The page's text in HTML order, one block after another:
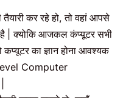
कर रहे हो,तो वहां आपसे
|क्योकि आजकल कंप्यूटर सभी
कप्यूटर का ज्ञान होना आवश्यक
Computer